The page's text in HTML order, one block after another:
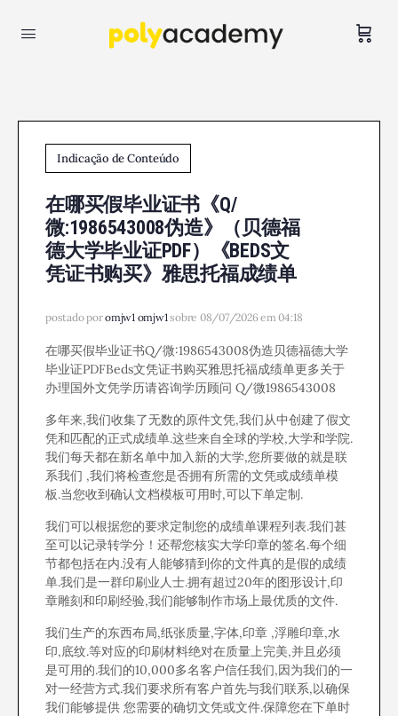
Indicação de Conteúdo
在哪买假毕业证书《Q/
微:1986543008伪造》（贝德福
德大学毕业证PDF）《BEDS文
凭证书购买》雅思托福成绩单
postado poromjw1 omjw1sobre 08/07/2026 em 04:18
在哪买假毕业证书Q/微:1986543008伪造贝德福德大学
毕业证PDFBeds文凭证书购买雅思托福成绩单更多关于
办理国外文凭学历请咨询学历顾问 Q/微1986543008
多年来,我们收集了无数的原件文凭,我们从中创建了假文
凭和匹配的正式成绩单.这些来自全球的学校,大学和学院.
我们每天都在新名单中加入新的大学,您所要做的就是联
系我们 ,我们将检查您是否拥有所需的文凭或成绩单模
板.当您收到确认文档模板可用时,可以下单定制.
我们可以根据您的要求定制您的成绩单课程列表.我们甚
至可以记录转学分！还帮您核实大学印章的签名.每个细
节都包括在内.没有人能够猜到你的文件真的是假的成绩
单.我们是一群印刷业人士.拥有超过20年的图形设计,印
章雕刻和印刷经验,我们能够制作市场上最优质的文件.
我们生产的东西布局,纸张质量,字体,印章 ,浮雕印章,水
印,底纹.等对应的印刷材料绝对在质量上完美,并且必须
是可用的.我们的10,000多名客户信任我们,因为我们的一
对一经营方式.我们要求所有客户首先与我们联系,以确保
我们能够提供 您需要的确切文凭或文件.保障您在下单时